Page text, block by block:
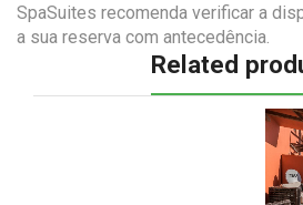
SpaSuites recomenda verificar a
a sua reserva com antecedência.
Related